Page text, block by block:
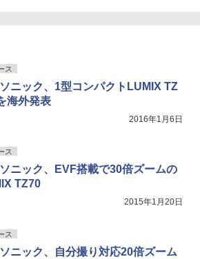
ス
ニック、1型コンパクトLUMIX TZ
海外発表
2016年1月6日
ス
ニック、EVF搭載で30倍ズームの
TZ70
2015年1月20日
ス
ニック、自分撮り対応20倍ズーム